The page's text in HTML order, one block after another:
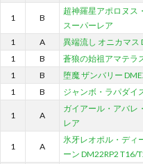
1 B
超神羅星アポロヌス
スーパーレア
1 A 異端流し オニカマス
1
B 蒼狼の始祖アマテラ
1
B 堕魔 ザンバリー
1
B ジャンボ・ラパダイ
1 A
ガイアール・アバレ
レア
1 A
氷牙レオポル・ディ
ーン DM22RP2 T16/